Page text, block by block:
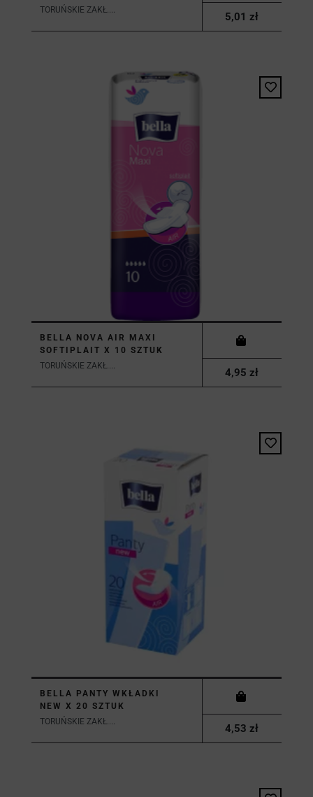
TORUŃSKIE ZAKŁ....
5,01 zł
BELLA NOVA AIR MAXI
SOFTIPLAIT X 10 SZTUK
TORUŃSKIE ZAKŁ....
4,95 zł
BELLA PANTY WKŁADKI
NEW X 20 SZTUK
TORUŃSKIE ZAKŁ....
4,53 zł